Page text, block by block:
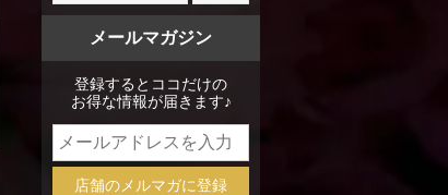
メールマガジン
登録するとココだけの
お得な情報が届きます♪
店舗のメルマガに登録